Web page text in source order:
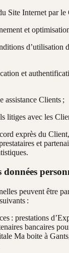
Site Internet par le
et
d’utilisation
et
assistance Clients ;
litiges avec les
exprès du
et
données
peuvent être
:
: prestations
bancaires
Ma boite à